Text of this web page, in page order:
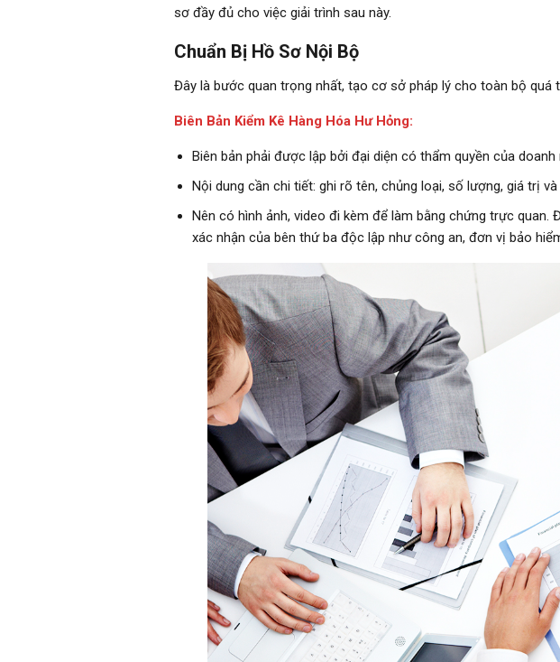
sơ đầy đủ cho việc giải trình sau này.
Chuẩn Bị Hồ Sơ Nội Bộ
Đây là bước quan trọng nhất, tạo cơ sở pháp lý cho toàn bộ quá
Biên Bản Kiểm Kê Hàng Hóa Hư Hỏng:
Biên bản phải được lập bởi đại diện có thẩm quyền của doanh
Nội dung cần chi tiết: ghi rõ tên, chủng loại, số lượng, giá trị
Nên có hình ảnh, video đi kèm để làm bằng chứng trực
xác nhận của bên thứ ba độc lập như công an, đơn vị bảo